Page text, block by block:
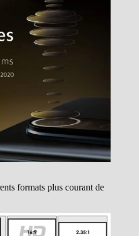
formats plus courant de